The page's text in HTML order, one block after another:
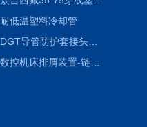
耐低温塑料冷却管
DGT导管防护套接头形式与参数
数控机床排屑装置-链板式排屑机